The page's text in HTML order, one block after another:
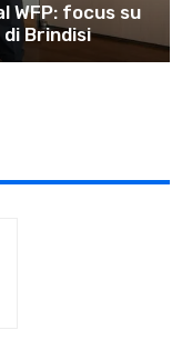
WFP: focus su
Brindisi